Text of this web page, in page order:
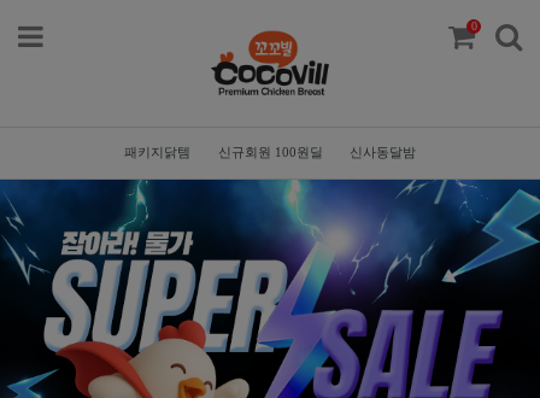
0
패키지닭템 신규회원 100원딜 신사동달밤